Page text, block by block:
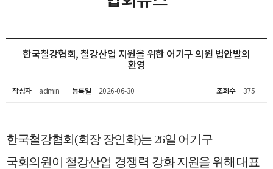
한국철강협회, 철강산업 지원을 위한 어기구 의원 법안발의
환영
작성자 admin 등록일 2026-06-30 조회수 375
한국철강협회 (회장 장인화)는 26일 어기구
국회의원이 철강산업 경쟁력 강화 지원을 위해 대표